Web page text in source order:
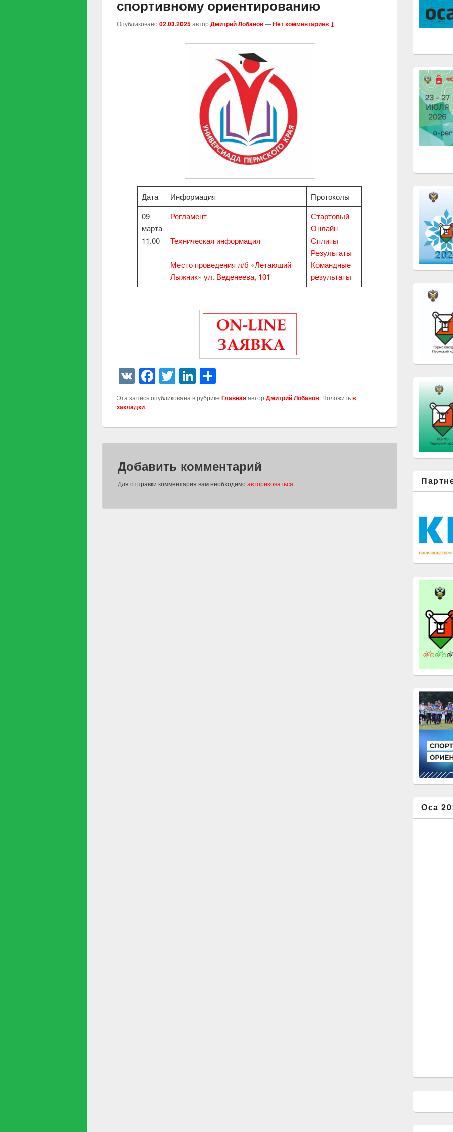
спортивному ориентированию
Опубликовано02.03.2025авторДмитрий Лобанов—Нет комментариев ↓
Дата Информация
Протоколы
09
марта
11.00
Регламент
Техническая информация
Место проведения л/б «Летающий
Лыжник» ул. Веденеева, 101
Стартовый
Онлайн
Сплиты
Результаты
Командные
результаты
VKFacebook
TwitterLinkedIn
Эта запись опубликована в рубрикеГлавнаяавторДмитрий Лобанов. Положитьв
закладки.
Добавить комментарий
Для отправки комментария вам необходимо авторизоваться.
Оса